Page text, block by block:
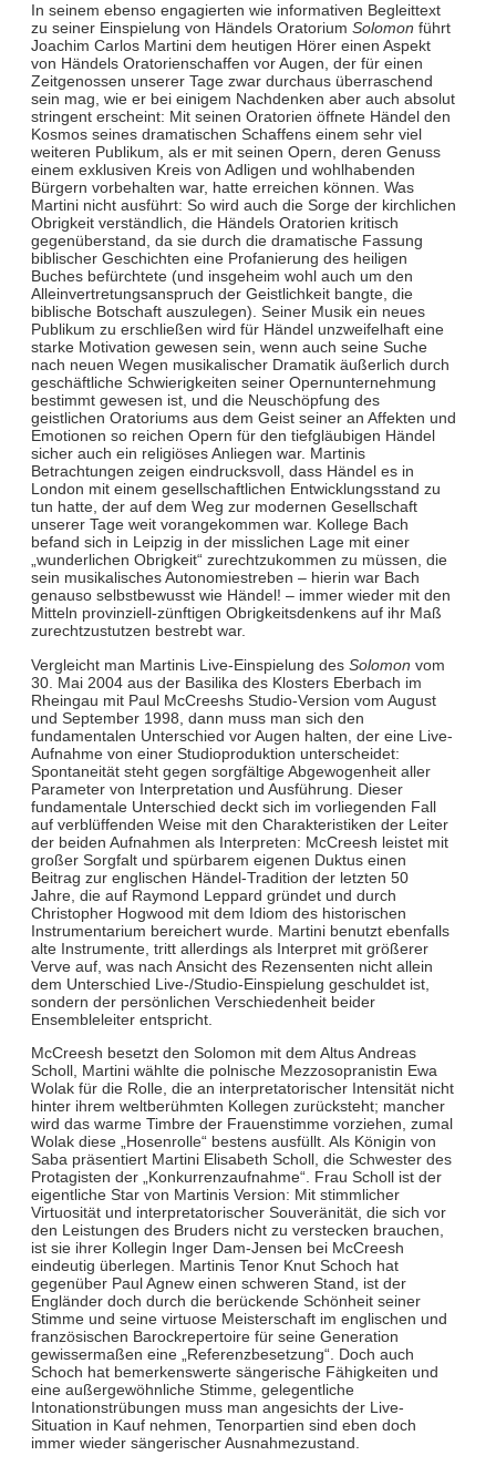
In seinem ebenso engagierten wie informativen Begleittext
zu seiner Einspielung von Händels Oratorium Solomon führt
Joachim Carlos Martini dem heutigen Hörer einen Aspekt
von Händels Oratorienschaffen vor Augen, der für einen
Zeitgenossen unserer Tage zwar durchaus überraschend
sein mag, wie er bei einigem Nachdenken aber auch absolut
stringent erscheint: Mit seinen Oratorien öffnete Händel den
Kosmos seines dramatischen Schaffens einem sehr viel
weiteren Publikum, als er mit seinen Opern, deren Genuss
einem exklusiven Kreis von Adligen und wohlhabenden
Bürgern vorbehalten war, hatte erreichen können. Was
Martini nicht ausführt: So wird auch die Sorge der kirchlichen
Obrigkeit verständlich, die Händels Oratorien kritisch
gegenüberstand, da sie durch die dramatische Fassung
biblischer Geschichten eine Profanierung des heiligen
Buches befürchtete (und insgeheim wohl auch um den
Alleinvertretungsanspruch der Geistlichkeit bangte, die
biblische Botschaft auszulegen). Seiner Musik ein neues
Publikum zu erschließen wird für Händel unzweifelhaft eine
starke Motivation gewesen sein, wenn auch seine Suche
nach neuen Wegen musikalischer Dramatik äußerlich durch
geschäftliche Schwierigkeiten seiner Opernunternehmung
bestimmt gewesen ist, und die Neuschöpfung des
geistlichen Oratoriums aus dem Geist seiner an Affekten und
Emotionen so reichen Opern für den tiefgläubigen Händel
sicher auch ein religiöses Anliegen war. Martinis
Betrachtungen zeigen eindrucksvoll, dass Händel es in
London mit einem gesellschaftlichen Entwicklungsstand zu
tun hatte, der auf dem Weg zur modernen Gesellschaft
unserer Tage weit vorangekommen war. Kollege Bach
befand sich in Leipzig in der misslichen Lage mit einer
„wunderlichen Obrigkeit“ zurechtzukommen zu müssen, die
sein musikalisches Autonomiestreben – hierin war Bach
genauso selbstbewusst wie Händel! – immer wieder mit den
Mitteln provinziell-zünftigen Obrigkeitsdenkens auf ihr Maß
zurechtzustutzen bestrebt war.
Vergleicht man Martinis Live-Einspielung des Solomon vom
30. Mai 2004 aus der Basilika des Klosters Eberbach im
Rheingau mit Paul McCreeshs Studio-Version vom August
und September 1998, dann muss man sich den
fundamentalen Unterschied vor Augen halten, der eine Live-
Aufnahme von einer Studioproduktion unterscheidet:
Spontaneität steht gegen sorgfältige Abgewogenheit aller
Parameter von Interpretation und Ausführung. Dieser
fundamentale Unterschied deckt sich im vorliegenden Fall
auf verblüffenden Weise mit den Charakteristiken der Leiter
der beiden Aufnahmen als Interpreten: McCreesh leistet mit
großer Sorgfalt und spürbarem eigenen Duktus einen
Beitrag zur englischen Händel-Tradition der letzten 50
Jahre, die auf Raymond Leppard gründet und durch
Christopher Hogwood mit dem Idiom des historischen
Instrumentarium bereichert wurde. Martini benutzt ebenfalls
alte Instrumente, tritt allerdings als Interpret mit größerer
Verve auf, was nach Ansicht des Rezensenten nicht allein
dem Unterschied Live-/Studio-Einspielung geschuldet ist,
sondern der persönlichen Verschiedenheit beider
Ensembleleiter entspricht.
McCreesh besetzt den Solomon mit dem Altus Andreas
Scholl, Martini wählte die polnische Mezzosopranistin Ewa
Wolak für die Rolle, die an interpretatorischer Intensität nicht
hinter ihrem weltberühmten Kollegen zurücksteht; mancher
wird das warme Timbre der Frauenstimme vorziehen, zumal
Wolak diese „Hosenrolle“ bestens ausfüllt. Als Königin von
Saba präsentiert Martini Elisabeth Scholl, die Schwester des
Protagisten der „Konkurrenzaufnahme“. Frau Scholl ist der
eigentliche Star von Martinis Version: Mit stimmlicher
Virtuosität und interpretatorischer Souveränität, die sich vor
den Leistungen des Bruders nicht zu verstecken brauchen,
ist sie ihrer Kollegin Inger Dam-Jensen bei McCreesh
eindeutig überlegen. Martinis Tenor Knut Schoch hat
gegenüber Paul Agnew einen schweren Stand, ist der
Engländer doch durch die berückende Schönheit seiner
Stimme und seine virtuose Meisterschaft im englischen und
französischen Barockrepertoire für seine Generation
gewissermaßen eine „Referenzbesetzung“. Doch auch
Schoch hat bemerkenswerte sängerische Fähigkeiten und
eine außergewöhnliche Stimme, gelegentliche
Intonationstrübungen muss man angesichts der Live-
Situation in Kauf nehmen, Tenorpartien sind eben doch
immer wieder sängerischer Ausnahmezustand.